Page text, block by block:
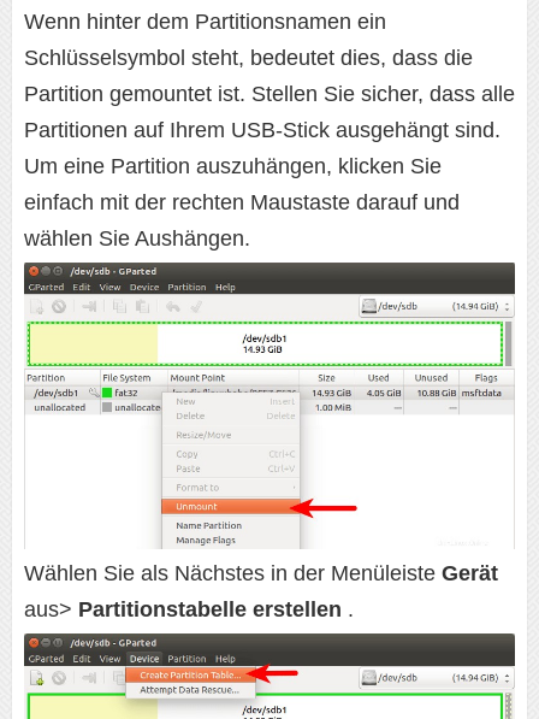
Wenn hinter dem Partitionsnamen ein
Schlüsselsymbol steht, bedeutet dies, dass die
Partition gemountet ist. Stellen Sie sicher, dass alle
Partitionen auf Ihrem USB-Stick ausgehängt sind.
Um eine Partition auszuhängen, klicken Sie
einfach mit der rechten Maustaste darauf und
wählen Sie Aushängen.
Wählen Sie als Nächstes in der Menüleiste Gerät
aus> Partitionstabelle erstellen .